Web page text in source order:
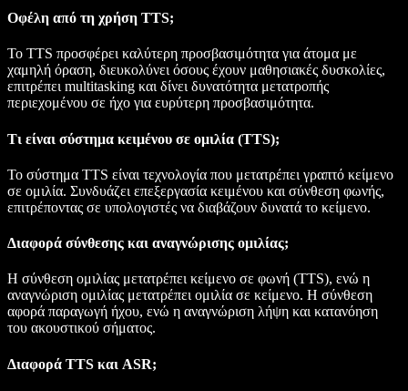
Οφέλη από τη χρήση TTS;
Το TTS προσφέρει καλύτερη προσβασιμότητα για άτομα με
χαμηλή όραση, διευκολύνει όσους έχουν μαθησιακές δυσκολίες,
επιτρέπει multitasking και δίνει δυνατότητα μετατροπής
περιεχομένου σε ήχο για ευρύτερη προσβασιμότητα.
Τι είναι σύστημα κειμένου σε ομιλία (TTS);
Το σύστημα TTS είναι τεχνολογία που μετατρέπει γραπτό κείμενο
σε ομιλία. Συνδυάζει επεξεργασία κειμένου και σύνθεση φωνής,
επιτρέποντας σε υπολογιστές να διαβάζουν δυνατά το κείμενο.
Διαφορά σύνθεσης και αναγνώρισης ομιλίας;
Η σύνθεση ομιλίας μετατρέπει κείμενο σε φωνή (TTS), ενώ η
αναγνώριση ομιλίας μετατρέπει ομιλία σε κείμενο. Η σύνθεση
αφορά παραγωγή ήχου, ενώ η αναγνώριση λήψη και κατανόηση
του ακουστικού σήματος.
Διαφορά TTS και ASR;